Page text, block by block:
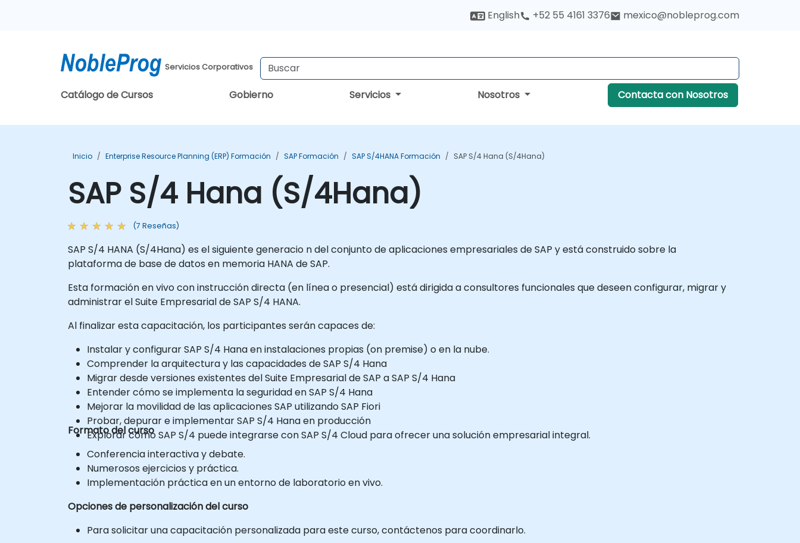
English +52 55 4161 3376 mexico@nobleprog.com
Servicios Corporativos
Catálogo de Cursos Gobierno Servicios Nosotros Contacta con Nosotros
Inicio Enterprise Resource Planning (ERP) Formación SAP Formación SAP S/4HANA Formación SAP S/4 Hana (S/4Hana)
SAP S/4 Hana (S/4Hana)
(7 Reseñas)
SAP S/4 HANA (S/4Hana) es el siguiente generacio n del conjunto de aplicaciones empresariales de SAP y está construido sobre la
plataforma de base de datos en memoria HANA de SAP.
Esta formación en vivo con instrucción directa (en línea o presencial) está dirigida a consultores funcionales que deseen configurar, migrar y
administrar el Suite Empresarial de SAP S/4 HANA.
Al finalizar esta capacitación, los participantes serán capaces de:
Instalar y configurar SAP S/4 Hana en instalaciones propias (on premise) o en la nube.
Comprender la arquitectura y las capacidades de SAP S/4 Hana
Migrar desde versiones existentes del Suite Empresarial de SAP a SAP S/4 Hana
Entender cómo se implementa la seguridad en SAP S/4 Hana
Mejorar la movilidad de las aplicaciones SAP utilizando SAP Fiori
Probar, depurar e implementar SAP S/4 Hana en producción
Explorar cómo SAP S/4 puede integrarse con SAP S/4 Cloud para ofrecer una solución empresarial integral.
Formato del curso
Conferencia interactiva y debate.
Numerosos ejercicios y práctica.
Implementación práctica en un entorno de laboratorio en vivo.
Opciones de personalización del curso
Para solicitar una capacitación personalizada para este curso, contáctenos para coordinarlo.